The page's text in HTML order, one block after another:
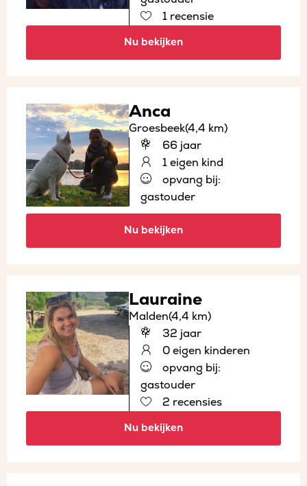
1 recensie
Nu bekijken
Anca
Groesbeek(4,4 km)
66 jaar
1 eigen kind
opvang bij:
gastouder
Nu bekijken
Lauraine
Malden(4,4 km)
32 jaar
0 eigen kinderen
opvang bij:
gastouder
2 recensies
Nu bekijken